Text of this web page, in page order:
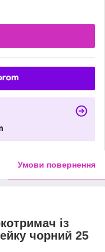
Умови повернення
із
чорний 25